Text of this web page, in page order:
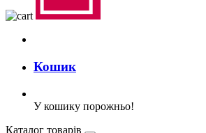
Кошик
У кошику порожньо!
Каталог товарів